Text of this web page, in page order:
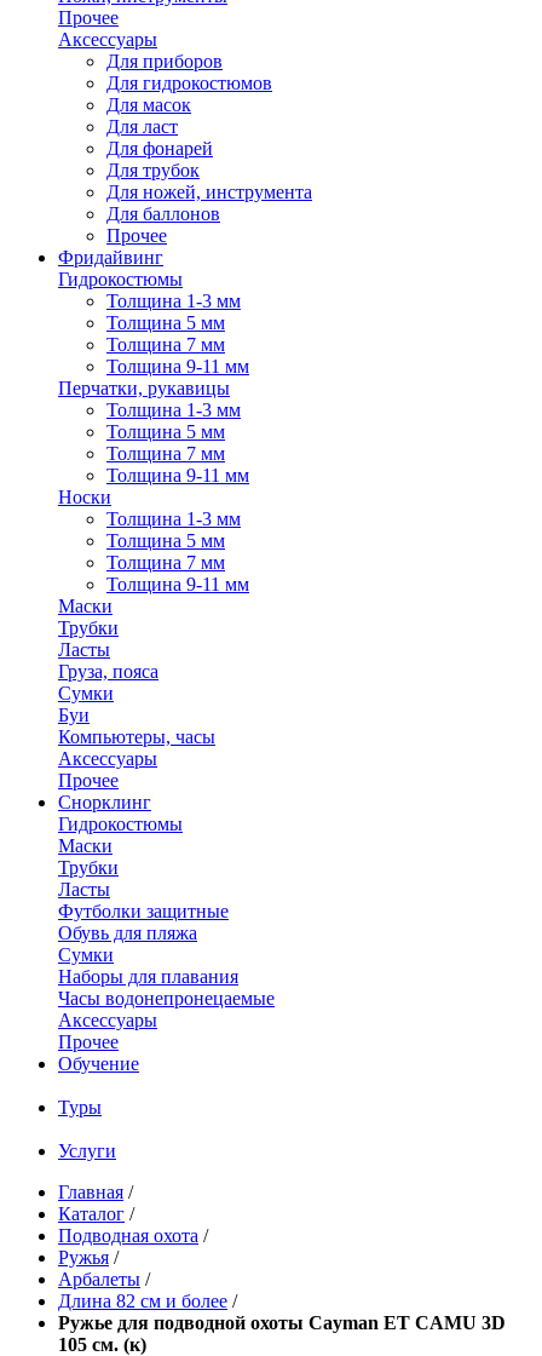
Прочее
Аксессуары
Для приборов
Для гидрокостюмов
Для масок
Для ласт
Для фонарей
Для трубок
Для ножей, инструмента
Для баллонов
Прочее
Фридайвинг
Гидрокостюмы
Толщина 1-3 мм
Толщина 5 мм
Толщина 7 мм
Толщина 9-11 мм
Перчатки, рукавицы
Толщина 1-3 мм
Толщина 5 мм
Толщина 7 мм
Толщина 9-11 мм
Носки
Толщина 1-3 мм
Толщина 5 мм
Толщина 7 мм
Толщина 9-11 мм
Маски
Трубки
Ласты
Груза, пояса
Сумки
Буи
Компьютеры, часы
Аксессуары
Прочее
Снорклинг
Гидрокостюмы
Маски
Трубки
Ласты
Футболки защитные
Обувь для пляжа
Сумки
Наборы для плавания
Часы водонепронецаемые
Аксессуары
Прочее
Обучение
Туры
Услуги
Главная /
Каталог /
Подводная охота /
Ружья /
Арбалеты /
Длина 82 см и более /
Ружье для подводной охоты Cayman ET CAMU 3D
105 см. (к)